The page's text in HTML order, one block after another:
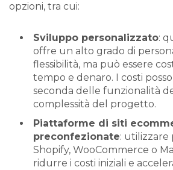
opzioni, tra cui:
Sviluppo personalizzato:
offre un alto grado di
flessibilità, ma può essere
tempo e denaro. I costi
seconda delle funzionalità
complessità del progetto.
Piattaforme di siti
preconfezionate: utilizzare
Shopify, WooCommerce o
ridurre i costi iniziali e